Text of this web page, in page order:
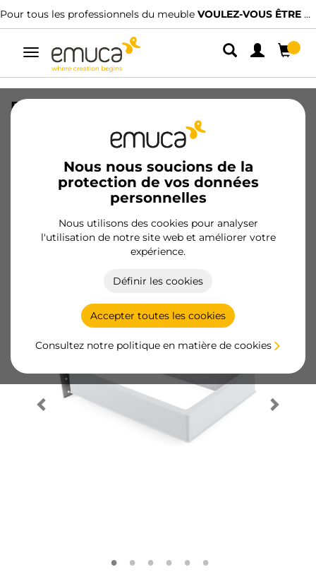
Pour tous les professionnels du meuble VOULEZ-VOUS ÊTRE CLIENT ?
Alterner
navigation
Nous nous soucions de la
protection de vos données
personnelles
Nous utilisons des cookies pour analyser
l'utilisation de notre site web et améliorer votre
expérience.
Définir les cookies
Accepter toutes les cookies
Consultez notre politique en matière de cookies
Economiseur de siphon rectangulaire
pour tiroir, Plastique, Blanc
Devenir client
Fiche produit